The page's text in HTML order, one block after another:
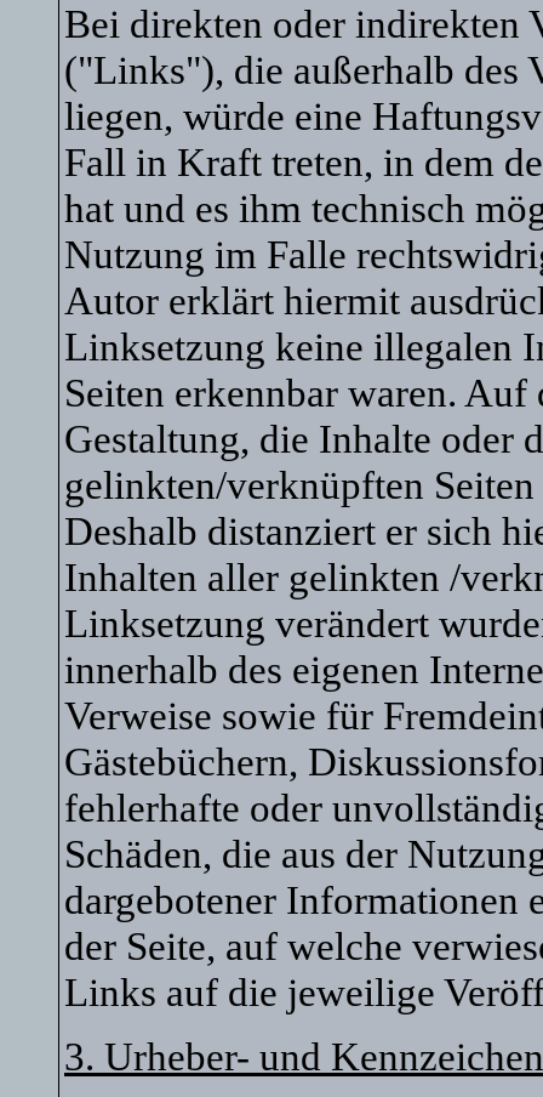
Bei direkten oder indirekten
("Links"), die außerhalb des
liegen, würde eine
Fall in Kraft treten, in dem
hat und es ihm technisch
Nutzung im Falle
Autor erklärt hiermit
Linksetzung keine illegalen
Seiten erkennbar waren.
Gestaltung, die Inhalte oder
gelinkten/verknüpften
Deshalb distanziert er sich
Inhalten aller gelinkten /
Linksetzung verändert
innerhalb des eigenen
Verweise sowie für
Gästebüchern,
fehlerhafte oder
Schäden, die aus der
dargebotener Informationen
der Seite, auf welche
Links auf die jeweilige
3. Urheber- und